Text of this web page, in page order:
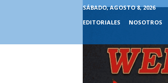
SÁBADO, AGOSTO 8, 2026
EDITORIALES
NOSOTROS